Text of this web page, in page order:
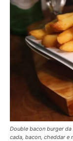
Double bacon burger da
cada, bacon, cheddar e